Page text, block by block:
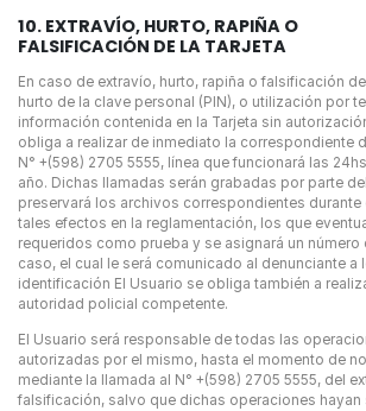
10. EXTRAVÍO, HURTO, RAPIÑA O
FALSIFICACIÓN DE LA TARJETA
En caso de extravío, hurto, rapiña o falsificación
hurto de la clave personal (PIN), o utilización por
información contenida en la Tarjeta sin
obliga a realizar de inmediato la correspondiente
N° +(598) 2705 5555, línea que funcionará las
año. Dichas llamadas serán grabadas por parte
preservará los archivos correspondientes
tales efectos en la reglamentación, los que
requeridos como prueba y se asignará un número
caso, el cual le será comunicado al denunciante a
identificación El Usuario se obliga también a
autoridad policial competente.
El Usuario será responsable de todas las
autorizadas por el mismo, hasta el momento de
mediante la llamada al N° +(598) 2705 5555, del
falsificación, salvo que dichas operaciones